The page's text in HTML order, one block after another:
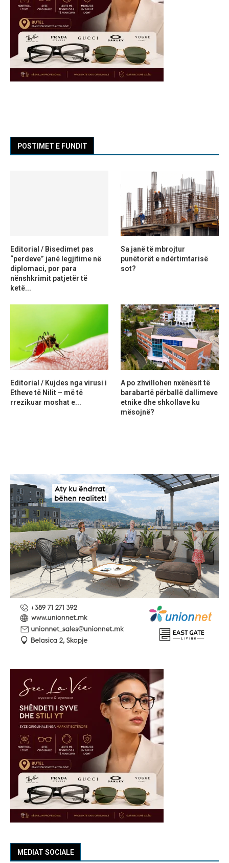
MEDIAT SOCIALE
POSTIMET E FUNDIT
Editorial / Bisedimet pas
“perdeve” janë legjitime në
diplomaci, por para
nënshkrimit patjetër të
ketë...
Sa janë të mbrojtur
punëtorët e ndërtimtarisë
sot?
Editorial / Kujdes nga virusi i
Etheve të Nilit – më të
rrezikuar moshat e...
A po zhvillohen nxënësit të
barabartë përballë dallimeve
etnike dhe shkollave ku
mësojnë?